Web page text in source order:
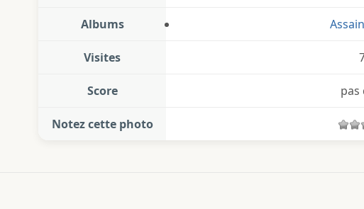
Albums
Visites
Score pas
Notez cette photo